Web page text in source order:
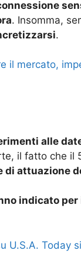
. Insomma,
.
il mercato,
alle
il fatto che il
attuazione
indicato
U.S.A. Today